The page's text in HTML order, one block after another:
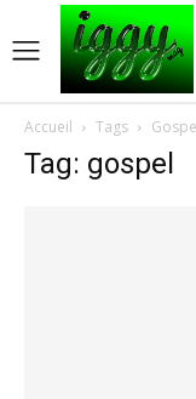
Accueil Tags
Tag: gospel